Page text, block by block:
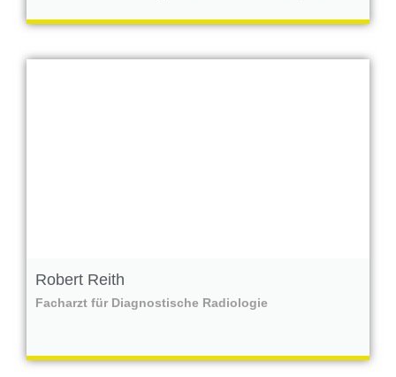
Robert Reith
Facharzt für Diagnostische Radiologie